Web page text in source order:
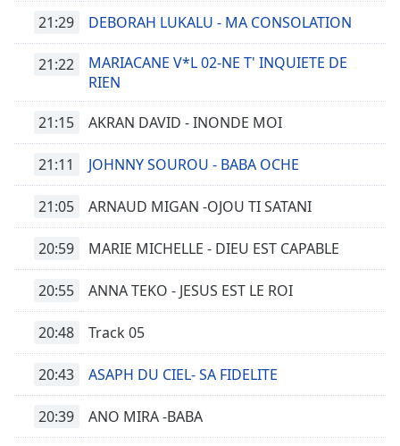
Picture-
Fullscreen
modal
window.
Beginning
dialog
window.
Escape
will
cancel
21:29 DEBORAH LUKALU - MA CONSOLATION
21:22
MARIACANE V*L 02-NE T' INQUIETE DE
RIEN
21:15 AKRAN DAVID - INONDE MOI
21:11 JOHNNY SOUROU - BABA OCHE
21:05 ARNAUD MIGAN -OJOU TI SATANI
20:59 MARIE MICHELLE - DIEU EST CAPABLE
20:55 ANNA TEKO - JESUS EST LE ROI
20:48 Track 05
20:43 ASAPH DU CIEL- SA FIDELITE
20:39 ANO MIRA -BABA